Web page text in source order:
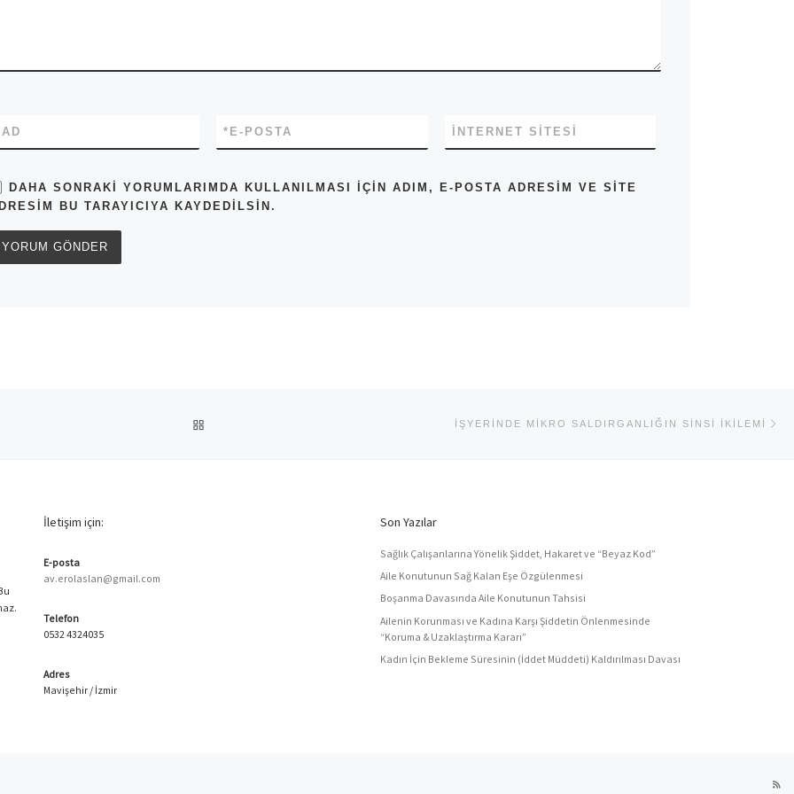
AD E-POSTA
* İNTERNET SITESI
DAHA SONRAKI YORUMLARIMDA KULLANILMASI IÇIN ADIM, E-POSTA ADRESIM VE SITE
BU TARAYICIYA KAYDEDILSIN.
İŞYERINDE MIKRO SALDIRGANLIĞIN SINSI İKILEMI
İletişim için:
E-posta
av.erolaslan@gmail.com
Telefon
0532 4324035
Adres
Mavişehir / İzmir
Son Yazılar
Sağlık Çalışanlarına Yönelik Şiddet, Hakaret ve “Beyaz Kod”
Aile Konutunun Sağ Kalan Eşe Özgülenmesi
Boşanma Davasında Aile Konutunun Tahsisi
Ailenin Korunması ve Kadına Karşı Şiddetin Önlenmesinde
“Koruma & Uzaklaştırma Kararı”
Kadın İçin Bekleme Süresinin (İddet Müddeti) Kaldırılması Davası